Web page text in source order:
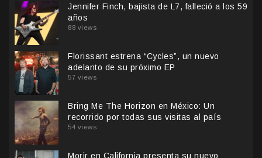
Jennifer Finch, bajista de L7, falleció a los 59
años
88 views
Florissant estrena “Cycles”, un nuevo
adelanto de su próximo EP
57 views
Bring Me The Horizon en México: Un
recorrido por todas sus visitas al país
54 views
Morir en California presenta su nuevo